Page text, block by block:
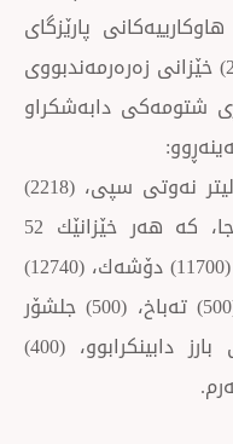
خێزانی زەرەرمەندبووی
(2790) پارسێلی خۆراك، (244700) لیتر نەوتی سپی، (2218)
سۆپا، (2340) فەرشی مەتر دووجا، كە هەر خێزانێك 52
مەتری بۆ دابینكرا، (11700) بالیف، (11700) دۆشەك، (12740)
بەتانی، هەروەها (500) بەفرگر، (500) تەباخ، (500) جلشۆر
كە لەلایەن گروپی كۆمپانیاكانی بارز دابینكرابوو، (400)